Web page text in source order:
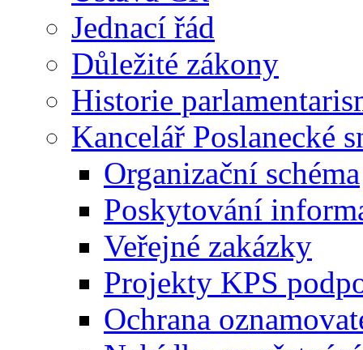
Jednací řád
Důležité zákony
Historie
Kancelář Poslanecké
Organizační schéma
Poskytování
Veřejné zakázky
Projekty KPS
Ochrana